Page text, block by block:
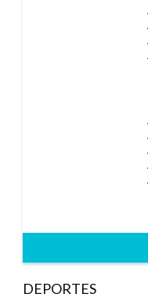
DEPORTES